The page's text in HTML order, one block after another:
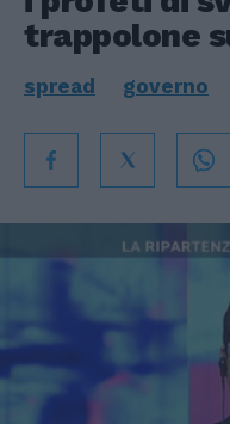
trappolone
spread governo